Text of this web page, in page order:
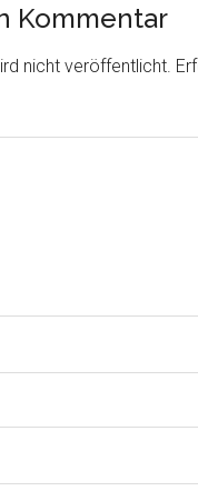
Kommentar
nicht veröffentlicht.